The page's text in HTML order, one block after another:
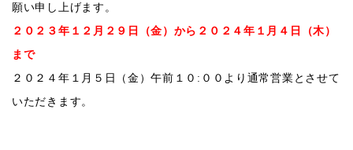
願い申し上げます。
２０２３年１２月２９日（金）から２０２４年１月４日（木）
まで
２０２４年１月５日（金）午前１０:００より通常営業とさせて
いただきます。